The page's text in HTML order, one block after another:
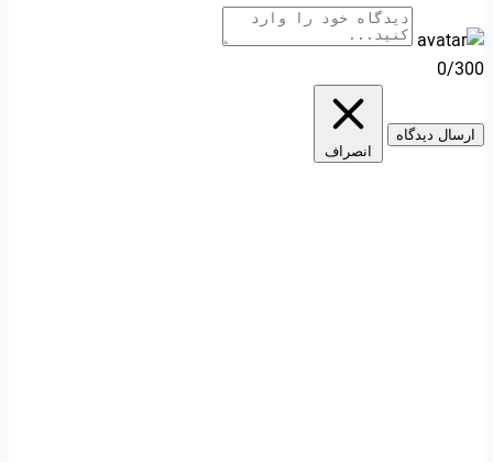
0/300
ارسال دیدگاه
انصراف